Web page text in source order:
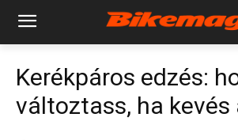
Kerékpáros edzés:
változtass, ha kevés